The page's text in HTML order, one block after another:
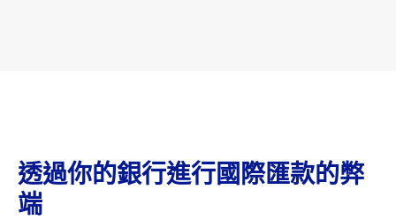
透過你的銀行進行國際匯款的弊
端